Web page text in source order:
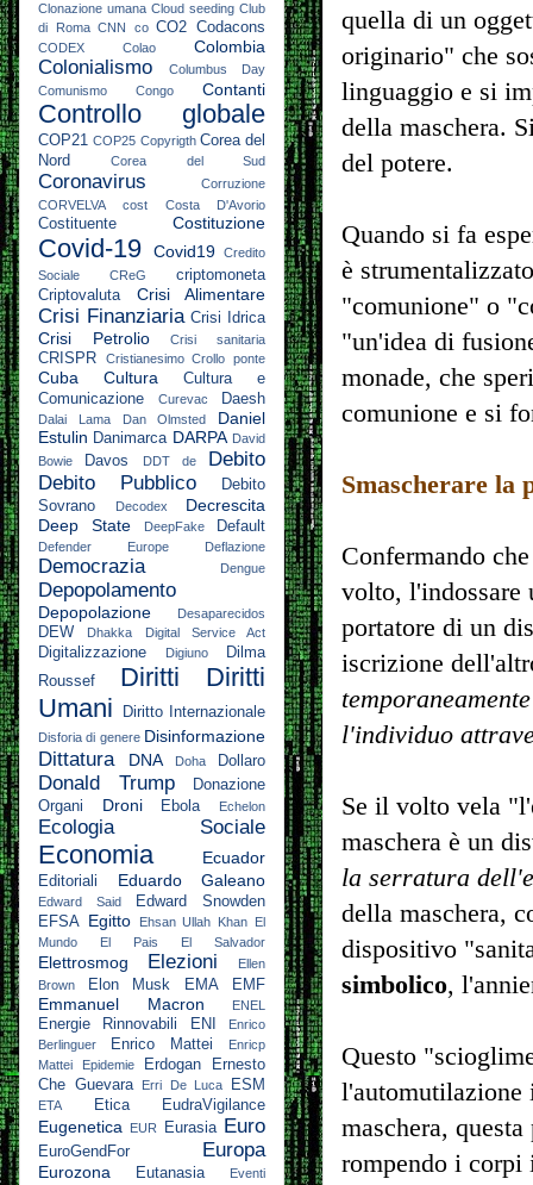
quella di un
originario" che
linguaggio e si
della maschera.
del potere.
Quando si fa
è
"comunione" o
"un'idea di
monade, che
comunione e si
Smascherare la
Confermando
volto, l'indossare
portatore di un
iscrizione
l'individuo
Se il volto vela
maschera è un
la serratura
della maschera,
dispositivo
simbolico,
Questo
l'automutilazione
maschera,
rompendo i
Clonazione umana Cloud seeding Club
di Roma CNN co CO2 Codacons
CODEX Colao Colombia
Colonialismo
Columbus Day
Comunismo
Congo Contanti
Controllo globale
COP21 COP25 Copyrigth Corea del
Nord
Corea del Sud
Coronavirus
Corruzione
CORVELVA
cost Costa D'Avorio
Costituente Costituzione
Covid-19 Covid19
Credito
Sociale
CReG
criptomoneta
Criptovaluta
Crisi Alimentare
Crisi Finanziaria Crisi Idrica
Crisi Petrolio Crisi sanitaria
CRISPR Cristianesimo Crollo ponte
Cuba Cultura
Cultura e
Comunicazione
Curevac Daesh
Dalai Lama Dan Olmsted
Daniel
Estulin Danimarca DARPA David
Bowie
Davos DDT de
Debito
Debito Pubblico
Debito
Sovrano
Decodex
Decrescita
Deep State
DeepFake Default
Defender Europe Deflazione
Democrazia Dengue
Depopolamento
Depopolazione Desaparecidos
DEW Dhakka Digital Service Act
Digitalizzazione Digiuno
Dilma
Roussef
Diritti
Diritti
Umani
Diritto Internazionale
Disforia di genere Disinformazione
Dittatura DNA Doha Dollaro
Donald Trump
Donazione
Organi
Droni Ebola Echelon
Ecologia Sociale
Economia Ecuador
Editoriali Eduardo Galeano
Edward Said
Edward Snowden
EFSA Egitto Ehsan Ullah Khan El
Mundo
El Pais El Salvador
Elettrosmog Elezioni
Ellen
Brown
Elon Musk EMA EMF
Emmanuel Macron ENEL
Energie Rinnovabili ENI
Enrico
Berlinguer
Enrico Mattei
Enricp
Mattei
Epidemie Erdogan
Ernesto
Che Guevara
Erri De Luca ESM
ETA Etica EudraVigilance
Eugenetica EUR Eurasia Euro
EuroGendFor Europa
Eurozona Eutanasia Eventi